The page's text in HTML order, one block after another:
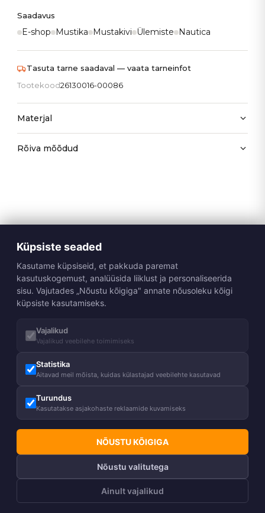
Saadavus
E-shop Mustika Mustakivi Ülemiste Nautica
Tasuta tarne saadaval — vaata tarneinfot
Tootekood26130016-00086
Materjal
Rõiva mõõdud
Küpsiste seaded
Kasutame küpsiseid, et pakkuda paremat
kasutuskogemust, analüüsida liiklust ja personaliseerida
sisu. Vajutades „Nõustu kõigiga" annate nõusoleku kõigi
küpsiste kasutamiseks.
Vajalikud
Vajalikud veebilehe toimimiseks
Statistika
Aitavad meil mõista, kuidas külastajad veebilehte kasutavad
Turundus
Kasutatakse asjakohaste reklaamide kuvamiseks
NÕUSTU KÕIGIGA
Nõustu valitutega
Ainult vajalikud